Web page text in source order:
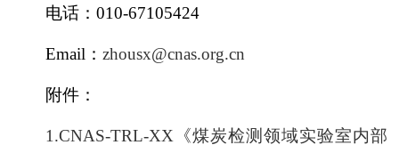
电话：010-67105424
Email： zhousx@cnas.org.cn
附件：
1.CNAS-TRL-XX《煤炭检测领域实验室内部